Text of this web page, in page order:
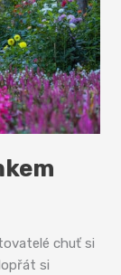
chuť si
si